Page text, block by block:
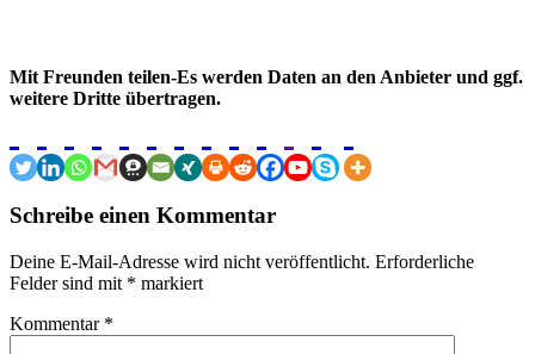
Mit Freunden teilen-Es werden Daten an den Anbieter und ggf.
weitere Dritte übertragen.
Schreibe einen Kommentar
Deine E-Mail-Adresse wird nicht veröffentlicht. Erforderliche
Felder sind mit * markiert
Kommentar *